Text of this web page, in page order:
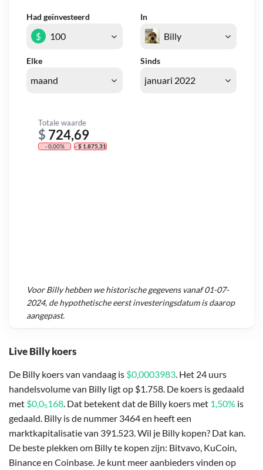
Live Billy koers
De Billy koers van vandaag is $0,0003983. Het 24 uurs
handelsvolume van Billy ligt op $1.758. De koers is gedaald
met $0,0₅168. Dat betekent dat de Billy koers met 1,50% is
gedaald. Billy is de nummer 3464 en heeft een
marktkapitalisatie van 391.523. Wil je Billy kopen? Dat kan.
De beste plekken om Billy te kopen zijn: Bitvavo, KuCoin,
Binance en Coinbase. Je kunt meer aanbieders vinden op
Had geïnvesteerd In
Elke Sinds
$
Totale waarde
$ 724,69
- 0,00% - $ 1.875,31
VoorBillyhebben we historische gegevens vanaf01-07-
2024, de hypothetische eerst investeringsdatum is daarop
aangepast.